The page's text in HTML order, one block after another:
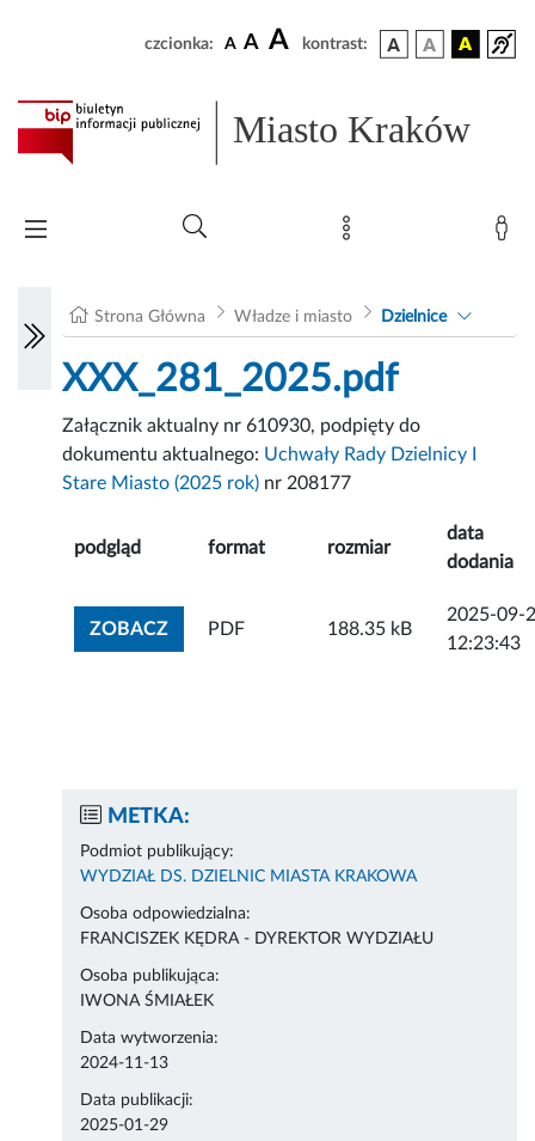
czcionka: A A A kontrast:
Miasto Kraków
Strona Główna Władze i miasto Dzielnice
XXX_281_2025.pdf
Załącznik aktualny nr 610930, podpięty do
dokumentu aktualnego: Uchwały Rady Dzielnicy I
Stare Miasto (2025 rok) nr 208177
podgląd format rozmiar
data
dodania
ZOBACZZOBACZ ZAŁĄCZNIK
PDF 188.35 kB
2025-09-
12:23:43
METKA:
Podmiot publikujący:
WYDZIAŁ DS. DZIELNIC MIASTA KRAKOWA
Osoba odpowiedzialna:
FRANCISZEK KĘDRA - DYREKTOR WYDZIAŁU
Osoba publikująca:
IWONA ŚMIAŁEK
Data wytworzenia:
2024-11-13
Data publikacji:
2025-01-29